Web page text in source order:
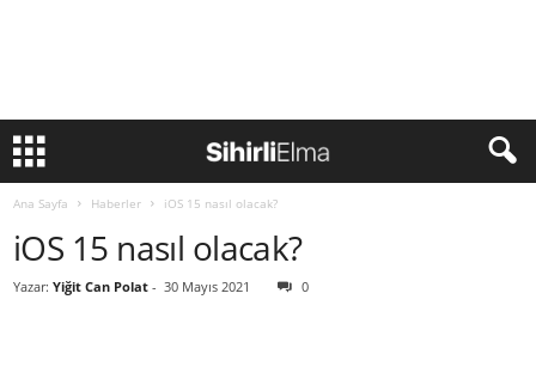
Ana Sayfa Haberler iOS 15 nasıl olacak?
iOS 15 nasıl olacak?
Yazar: Yiğit Can Polat - 30 Mayıs 2021 0